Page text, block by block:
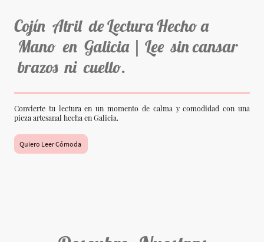
Cojín Atril de Lectura Hecho a
Mano en Galicia | Lee sin cansar
brazos ni cuello.
Convierte tu lectura en un momento de calma y comodidad con una
pieza artesanal hecha en Galicia.
Quiero Leer Cómoda